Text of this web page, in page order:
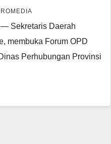
Pemerintah
Sekretaris Daerah
membuka Forum OPD
Perhubungan Provinsi